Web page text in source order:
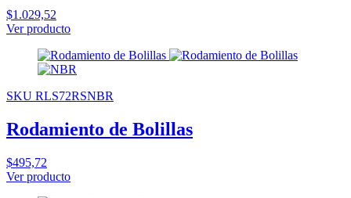
$1.029,52
Ver producto
SKU RLS72RSNBR
Rodamiento de Bolillas
$495,72
Ver producto